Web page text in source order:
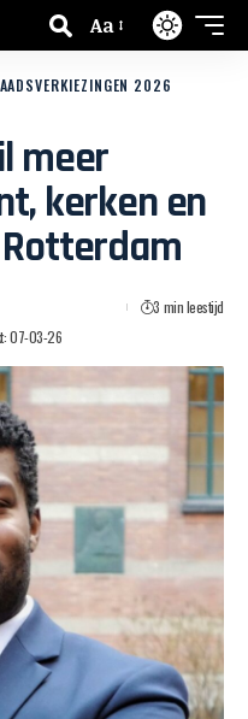
Aa
2026
meer
kerken en
07-03-26
3 min leestijd